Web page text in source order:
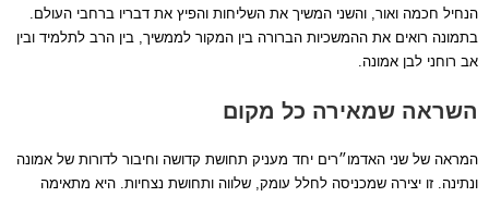
הנחיל חכמה ואור, והשני המשיך את השליחות והפיץ את דבריו ברחבי העולם.
בתמונה רואים את ההמשכיות הברורה בין המקור לממשיך, בין הרב לתלמיד ובין
אב רוחני לבן אמונה.
השראה שמאירה כל מקום
המראה של שני האדמו״רים יחד מעניק תחושת קדושה וחיבור לדורות של אמונה
ונתינה. זו יצירה שמכניסה לחלל עומק, שלווה ותחושת נצחיות. היא מתאימה